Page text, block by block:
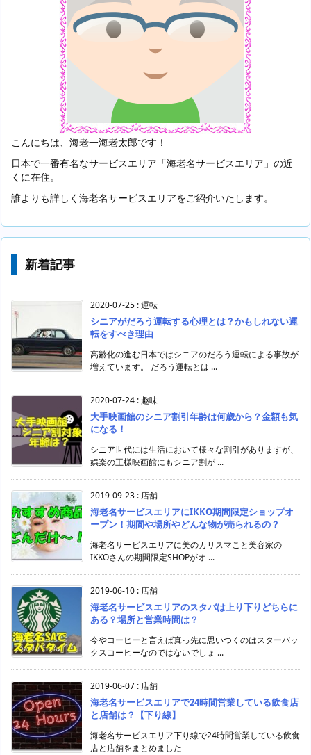
こんにちは、海老一海老太郎です！
日本で一番有名なサービスエリア「海老名サービスエリア」の近
くに在住。
誰よりも詳しく海老名サービスエリアをご紹介いたします。
新着記事
2020-07-25 :運転
シニアがだろう運転する心理とは？かもしれない運
転をすべき理由
高齢化の進む日本ではシニアのだろう運転による事故が
増えています。 だろう運転とは ...
2020-07-24 : 趣味
大手映画館のシニア割引年齢は何歳から？金額も気
になる！
シニア世代には生活において様々な割引がありますが、
娯楽の王様映画館にもシニア割が ...
2019-09-23 : 店舗
海老名サービスエリアにIKKO期間限定ショップオ
ープン！期間や場所やどんな物が売られるの？
海老名サービスエリアに美のカリスマこと美容家の
IKKOさんの期間限定SHOPがオ ...
2019-06-10 : 店舗
海老名サービスエリアのスタバは上り下りどちらに
ある？場所と営業時間は？
今やコーヒーと言えば真っ先に思いつくのはスターバッ
クスコーヒーなのではないでしょ ...
2019-06-07 : 店舗
海老名サービスエリアで24時間営業している飲食店
と店舗は？【下り線】
海老名サービスエリア下り線で24時間営業している飲食
店と店舗をまとめました